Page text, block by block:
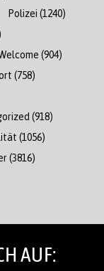
Polizei (1240)
(904)
(758)
(918)
(1056)
(3816)
AUF: